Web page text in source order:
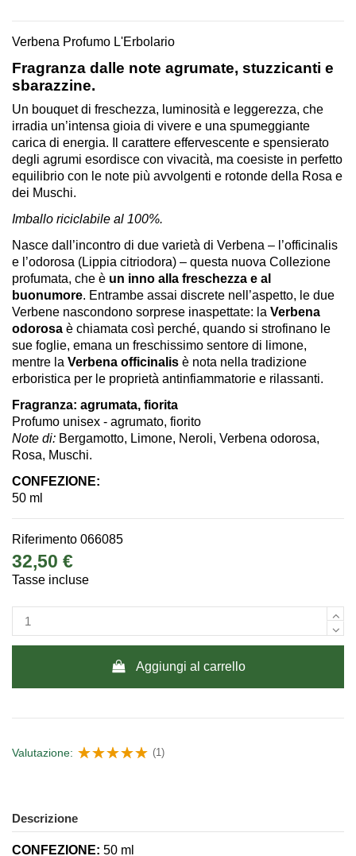
Verbena Profumo L'Erbolario
Fragranza dalle note agrumate, stuzzicanti e
sbarazzine.
Un bouquet di freschezza, luminosità e leggerezza, che
irradia un’intensa gioia di vivere e una spumeggiante
carica di energia. Il carattere effervescente e spensierato
degli agrumi esordisce con vivacità, ma coesiste in perfetto
equilibrio con le note più avvolgenti e rotonde della Rosa e
dei Muschi.
Imballo riciclabile al 100%.
Nasce dall’incontro di due varietà di Verbena – l’officinalis
e l’odorosa (Lippia citriodora) – questa nuova Collezione
profumata, che è un inno alla freschezza e al
buonumore. Entrambe assai discrete nell’aspetto, le due
Verbene nascondono sorprese inaspettate: la Verbena
odorosa è chiamata così perché, quando si strofinano le
sue foglie, emana un freschissimo sentore di limone,
mentre la Verbena officinalis è nota nella tradizione
erboristica per le proprietà antinfiammatorie e rilassanti.
Fragranza: agrumata, fiorita
Profumo unisex - agrumato, fiorito
Note di: Bergamotto, Limone, Neroli, Verbena odorosa,
Rosa, Muschi.
CONFEZIONE:
50 ml
Riferimento 066085
32,50 €
Tasse incluse
Aggiungi al carrello
Valutazione: (1)
Descrizione
CONFEZIONE: 50 ml